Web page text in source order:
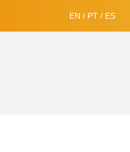
EN / PT / ES